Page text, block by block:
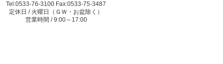
Tel:0533-76-3100 Fax:0533-75-3487
定休日 / 火曜日（ＧＷ・お盆除く）
営業時間 / 9:00～17:00